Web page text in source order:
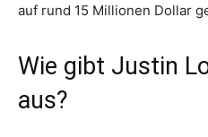
auf rund 15 Millionen Dollar
Wie gibt Justin
aus?